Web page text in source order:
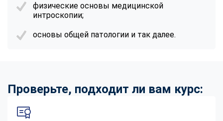
физические основы медицинской
интроскопии;
основы общей патологии и так далее.
Проверьте, подходит ли вам курс: